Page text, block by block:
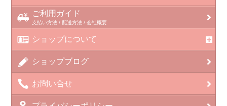
ご利用ガイド
支払い方法 / 配送方法 / 会社概要
ショップについて
ショップブログ
お問い合せ